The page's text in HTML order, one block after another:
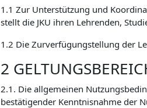
1.1 Zur Unterstützung und
stellt die JKU ihren Lehrenden,
1.2 Die Zurverfügungstellung der
2
2.1. Die allgemeinen
bestätigender Kenntnisnahme der